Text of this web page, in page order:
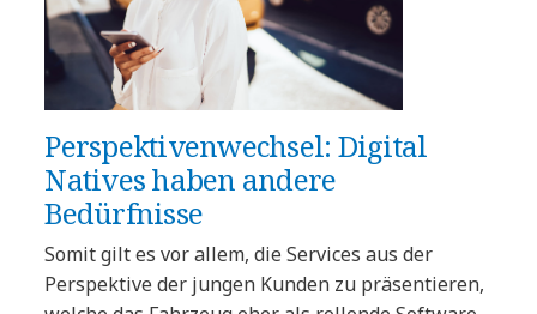
Perspektivenwechsel: Digital
Natives haben andere
Bedürfnisse
Somit gilt es vor allem, die Services aus der
Perspektive der jungen Kunden zu präsentieren,